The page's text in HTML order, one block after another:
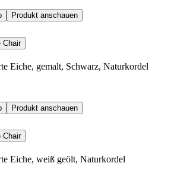
Produkt anschauen
Chair
Eiche, gemalt, Schwarz, Naturkordel
Produkt anschauen
Chair
Eiche, weiß geölt, Naturkordel